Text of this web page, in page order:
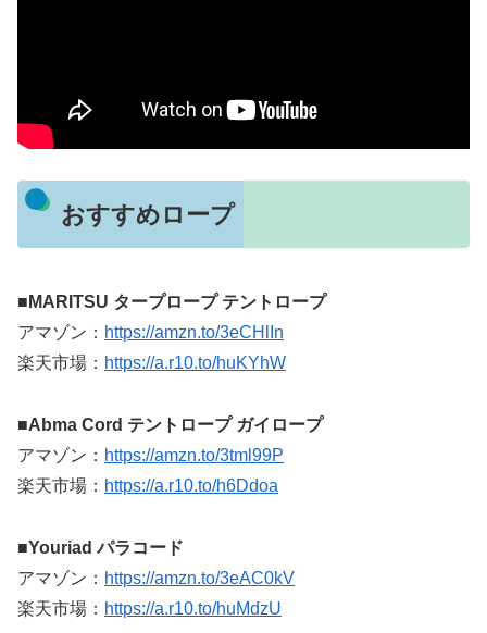
おすすめロープ
■MARITSU タープロープ テントロープ
アマゾン： https://amzn.to/3eCHlIn
楽天市場： https://a.r10.to/huKYhW
■Abma Cord テントロープ ガイロープ
アマゾン： https://amzn.to/3tml99P
楽天市場： https://a.r10.to/h6Ddoa
■Youriad パラコード
アマゾン： https://amzn.to/3eAC0kV
楽天市場： https://a.r10.to/huMdzU